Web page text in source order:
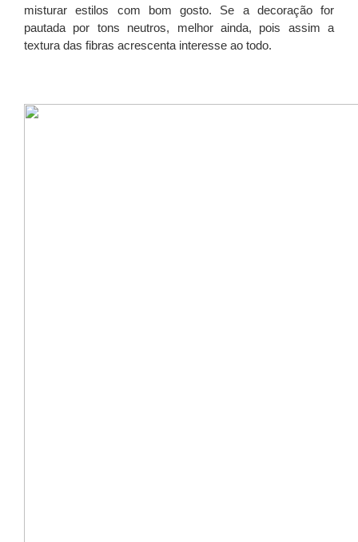
misturar estilos com bom gosto. Se a decoração for
pautada por tons neutros, melhor ainda, pois assim a
textura das fibras acrescenta interesse ao todo.